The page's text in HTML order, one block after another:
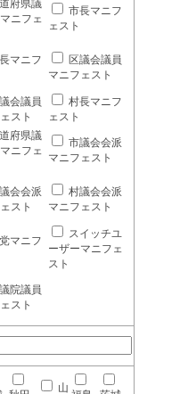
府県議
ニフェ
市長マニフ
ェスト
マニフ
区議会議員
マニフェスト
会議員
スト
村長マニフ
ェスト
府県議
ニフェ
市議会会派
マニフェスト
会会派
スト
村議会会派
マニフェスト
マニフ
スイッチユ
ーザーマニフェ
スト
院議員
スト
山